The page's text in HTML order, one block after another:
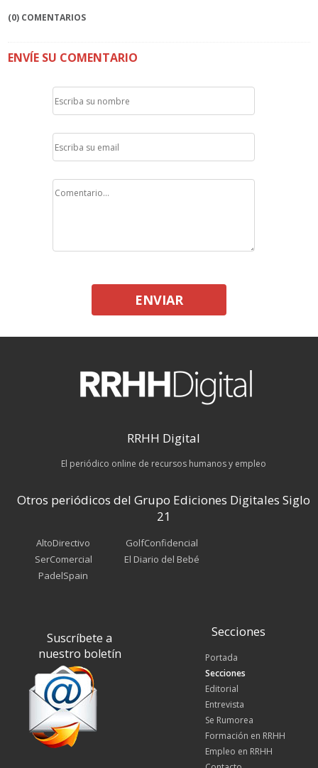
(0) COMENTARIOS
ENVÍE SU COMENTARIO
ENVIAR
RRHH Digital
El periódico online de recursos humanos y empleo
Otros periódicos del Grupo Ediciones Digitales Siglo
21
AltoDirectivo
SerComercial
PadelSpain
GolfConfidencial
El Diario del Bebé
Suscríbete a
nuestro boletín
Secciones
Portada
Secciones
Editorial
Entrevista
Se Rumorea
Formación en RRHH
Empleo en RRHH